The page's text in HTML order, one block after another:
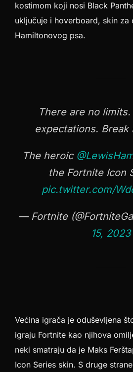
kostimom koji nosi Black
uključuje i hoverboard, skin za
Hamiltonovog psa.
There are no
expectations. Break
The heroic
the Fortnite Icon
pic.twitter.com/
— Fortnite
15, 2023
Većina igrača je oduševljena
igraju Fortnite kao njihova
neki smatraju da je Maks
Icon Series skin. S druge